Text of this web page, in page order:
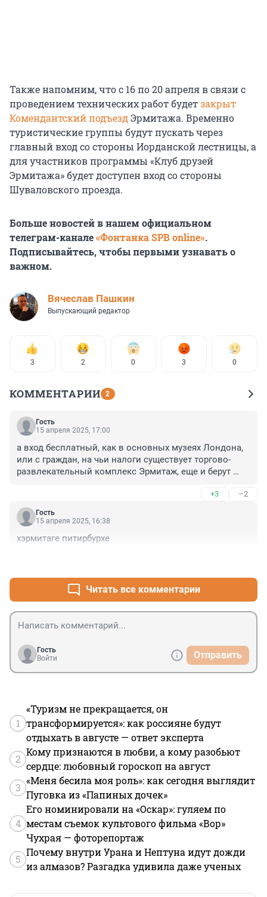
Также напомним, что с 16 по 20 апреля в связи с
проведением технических работ будетзакрыт
Комендантский подъездЭрмитажа. Временно
туристические группы будут пускать через
главный вход со стороны Иорданской лестницы, а
для участников программы «Клуб друзей
Эрмитажа» будет доступен вход со стороны
Шуваловского проезда.
Больше новостей в нашем официальном
телеграм-канале«Фонтанка SPB online».
Подписывайтесь, чтобы первыми узнавать о
важном.
Вячеслав Пашкин
Выпускающий редактор
3 2 0 3 0
КОММЕНТАРИИ 2
Гость
15 апреля 2025, 17:00
а вход бесплатный, как в основных музеях Лондона,
или с граждан, на чьи налоги существует торгово-
развлекательный комплекс Эрмитаж, еще и берут
+3 –2
Гость
15 апреля 2025, 16:38
хэрмитаге питирбурхе
Читать все комментарии
Гость
Войти
Отправить
1
«Туризм не прекращается, он
трансформируется»: как россияне будут
отдыхать в августе — ответ эксперта
2
Кому признаются в любви, а кому разобьют
сердце: любовный гороскоп на август
3
«Меня бесила моя роль»: как сегодня выглядит
Пуговка из «Папиных дочек»
4
Его номинировали на «Оскар»: гуляем по
местам съемок культового фильма «Вор»
Чухрая — фоторепортаж
5
Почему внутри Урана и Нептуна идут дожди
из алмазов? Разгадка удивила даже ученых